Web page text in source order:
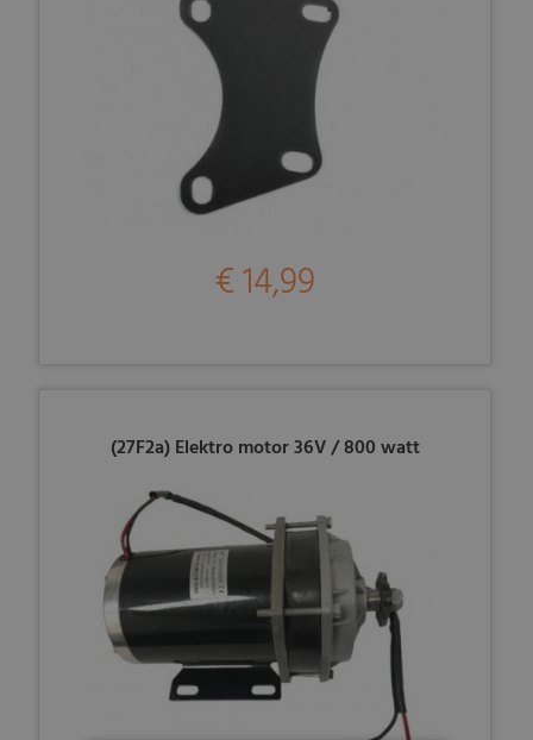
€ 14,99
(27F2a) Elektro motor 36V / 800 watt